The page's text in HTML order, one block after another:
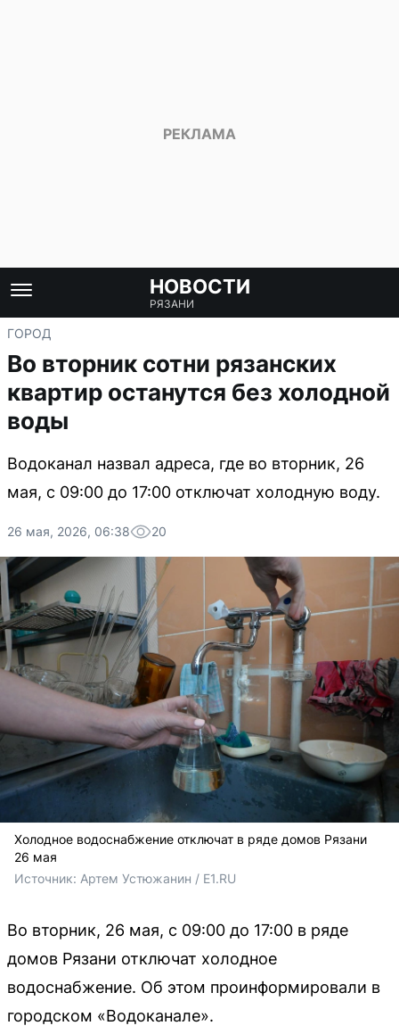
НОВОСТИ
РЯЗАНИ
ГОРОД
Во вторник сотни рязанских
квартир останутся без холодной
воды
Водоканал назвал адреса, где во вторник, 26
мая, с 09:00 до 17:00 отключат холодную воду.
26 мая, 2026, 06:38 20
Холодное водоснабжение отключат в ряде домов Рязани
26 мая
Источник: Артем Устюжанин / E1.RU
Во вторник, 26 мая, с 09:00 до 17:00 в ряде
домов Рязани отключат холодное
водоснабжение. Об этом проинформировали в
городском «Водоканале».